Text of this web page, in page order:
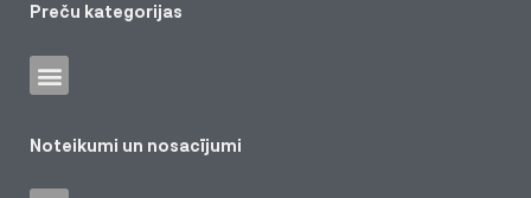
Preču kategorijas
Noteikumi un nosacījumi